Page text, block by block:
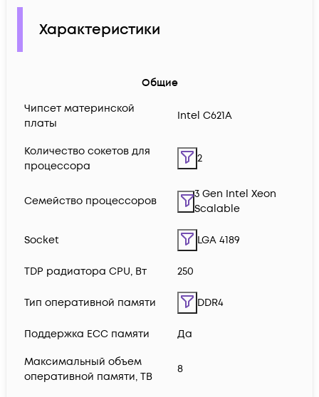
Характеристики
Общие
Чипсет материнской
платы
Intel C621A
Количество сокетов для
процессора
2
Семейство процессоров
3 Gen Intel Xeon
Scalable
Socket LGA 4189
TDP радиатора CPU, Вт 250
Тип оперативной памяти DDR4
Поддержка ECC памяти Да
Максимальный объем
оперативной памяти, TB
8